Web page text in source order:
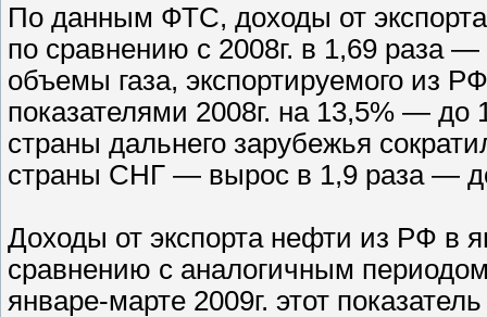
По данным ФТС, доходы от экспорта
по сравнению с 2008г. в 1,69 раза
объемы газа, экспортируемого из
показателями 2008г. на 13,5% — до
страны дальнего зарубежья
страны СНГ — вырос в 1,9 раза —
Доходы от экспорта нефти из РФ в
сравнению с аналогичным
январе-марте 2009г. этот